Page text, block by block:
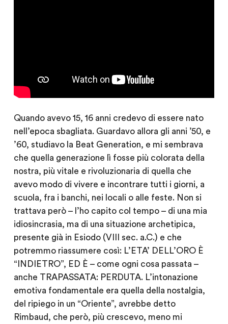
Quando avevo 15, 16 anni credevo di essere nato
nell’epoca sbagliata. Guardavo allora gli anni ’50, e
’60, studiavo la Beat Generation, e mi sembrava
che quella generazione lì fosse più colorata della
nostra, più vitale e rivoluzionaria di quella che
avevo modo di vivere e incontrare tutti i giorni, a
scuola, fra i banchi, nei locali o alle feste. Non si
trattava però – l’ho capito col tempo – di una mia
idiosincrasia, ma di una situazione archetipica,
presente già in Esiodo (VIII sec. a.C.) e che
potremmo riassumere così: L’ETA’ DELL’ORO È
“INDIETRO”, ED È – come ogni cosa passata –
anche TRAPASSATA: PERDUTA. L’intonazione
emotiva fondamentale era quella della nostalgia,
del ripiego in un “Oriente”, avrebbe detto
Rimbaud, che però, più crescevo, meno mi